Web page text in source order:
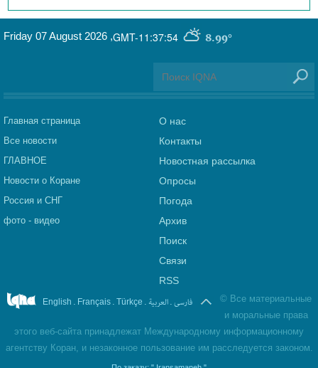
GMT-11:37:54 8.99°
Friday 07 August 2026 ,
Главная страница
Все новости
ГЛАВНОЕ
Новости о Коране
Россия и СНГ
фото - видео
О нас
Контакты
Новостная рассылка
Опросы
Погода
Архив
Поиск
Связи
RSS
English . Français . Türkçe . العربیة . فارسی © Все материальные
и моральные права
этого веб-сайта принадлежат Международному информационному
агентству Коран, и незаконное пользование им расследуется законом.